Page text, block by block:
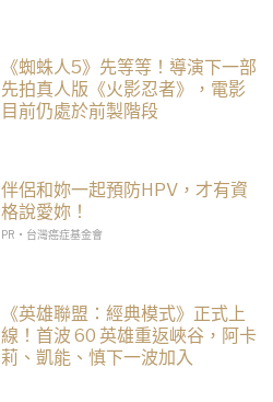
《蜘蛛人5》先等等！導演下一部
先拍真人版《火影忍者》，電影
目前仍處於前製階段
伴侶和妳一起預防HPV，才有資
格說愛妳！
PR・台灣癌症基金會
《英雄聯盟：經典模式》正式上
線！首波 60 英雄重返峽谷，阿卡
莉、凱能、慎下一波加入